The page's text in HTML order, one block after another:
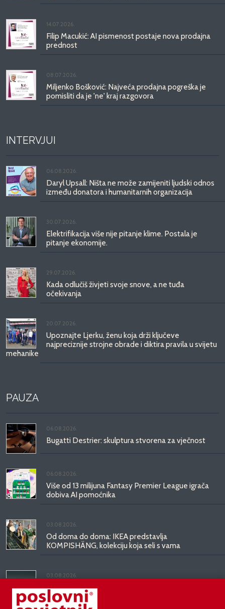
14.07.2026.
Filip Macukić: AI pismenost postaje nova prodajna
prednost
08.07.2026.
Miljenko Bošković: Najveća prodajna pogreška je
pomisliti da je 'ne' kraj razgovora
INTERVJUI
06.08.2026.
Daryl Upsall: Ništa ne može zamijeniti ljudski odnos
između donatora i humanitarnih organizacija
30.07.2026.
Elektrifikacija više nije pitanje klime. Postala je
pitanje ekonomije.
29.07.2026.
Kada odlučiš živjeti svoje snove, a ne tuđa
očekivanja
20.07.2026.
Upoznajte Ljerku, ženu koja drži ključeve
najpreciznije strojne obrade i diktira pravila u svijetu
mehanike
PAUZA
06.08.2026.
Bugatti Destrier: skulptura stvorena za vječnost
06.08.2026.
Više od 13 milijuna Fantasy Premier League igrača
dobiva AI pomoćnika
03.08.2026.
Od doma do doma: IKEA predstavlja
KOMPISHÄNG, kolekciju koja seli s vama
03.08.2026.
Kineski BYD predstavio luksuznu limuzinu veću od
Mercedesove S-klase, obećava domet do 1.000
kilometara